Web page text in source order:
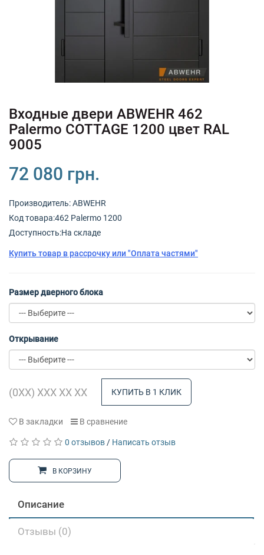
+380 (95) 180 73 18
Входные двери ABWEHR 462
Palermo COTTAGE 1200 цвет RAL
9005
72 080 грн.
Производитель:ABWEHR
Код товарa:462 Palermo 1200
Доступность:На складе
Купить товар в рассрочку или "Оплата частями"
Размер дверного блока
Открывание
КУПИТЬ В 1 КЛИК
В закладки В сравнение
0 отзывов / Написать отзыв
В КОРЗИНУ
Описание
Отзывы (0)